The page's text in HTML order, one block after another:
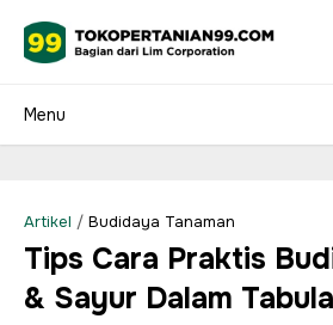
Artikel / Budidaya Tanaman
Tips Cara Praktis
& Sayur Dalam